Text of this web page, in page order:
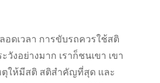
อดเวลา การขับรถควรใช้สติ
วังอย่างมาก เราก็ชนเขา เขา
ตุให้มีสติ สติสำคัญที่สุด และ